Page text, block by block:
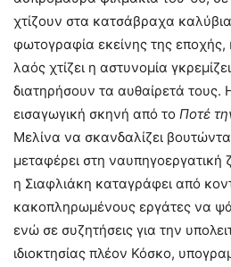
χτίζουν στα κατσάβραχα
φωτογραφία εκείνης της εποχής,
λαός χτίζει η αστυνομία
διατηρήσουν τα αυθαίρετά τους.
εισαγωγική σκηνή από το Ποτέ
Μελίνα να σκανδαλίζει
μεταφέρει στη
η Σιαφλιάκη καταγράφει από
κακοπληρωμένους εργάτες να
ενώ σε συζητήσεις για την
ιδιοκτησίας πλέον Κόσκο,